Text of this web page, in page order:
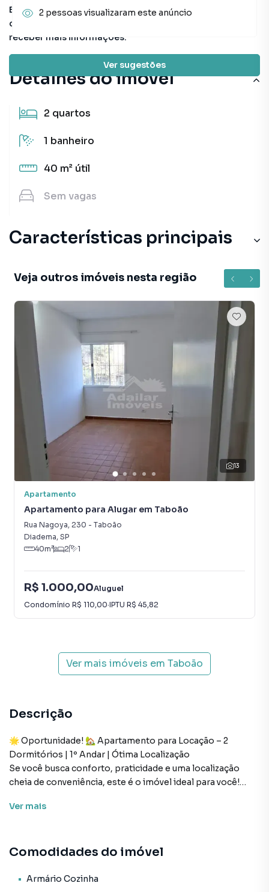
Este imóvel não está mais disponível, mas você pode
conferir outros em nosso site ou deixar seu contato para
receber mais informações.
Ver sugestões
Detalhes do imóvel
2 quartos
1 banheiro
40 m² útil
Sem vagas
Características principais
Cozinha
Armário Banheiro
Lavanderia
Veja outros imóveis nesta região
13
Apartamento
Apartamento para Alugar em Taboão
Rua Nagoya, 230 - Taboão
Diadema, SP
40m² 2 1
R$ 1.000,00Aluguel
Condomínio R$ 110,00·IPTU R$ 45,82
Ver mais imóveis em Taboão
Descrição
🌟 Oportunidade! 🏡 Apartamento para Locação – 2
Dormitórios | 1º Andar | Ótima Localização
Se você busca conforto, praticidade e uma localização
cheia de conveniência, este é o imóvel ideal para você!
🏠 Descrição do imóvel:
• 2 dormitórios
• Sala espaçosa e bem iluminada
Ver mais
Comodidades do imóvel
Armário Cozinha
2 pessoas visualizaram este anúncio